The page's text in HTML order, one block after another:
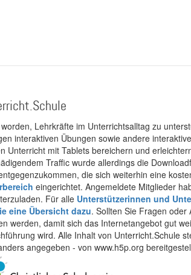
Lehrkräfte im Unterrichtsalltag zu
interaktiven Übungen sowie andere
Unterricht mit Tablets bereichern und
Traffic wurde allerdings die
die sich weiterhin eine
eingerichtet. Angemeldete Mitglieder
Für alle Unterstützerinnen und
eine Übersicht dazu. Sollten Sie Fragen
werden, damit sich das Internetangebot gut
wird. Alle Inhalt von Unterricht.Schule
angegeben - von www.h5p.org